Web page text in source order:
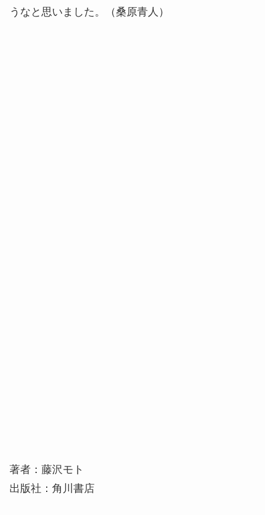
うなと思いました。（桑原青人）
著者：藤沢モト
出版社：角川書店